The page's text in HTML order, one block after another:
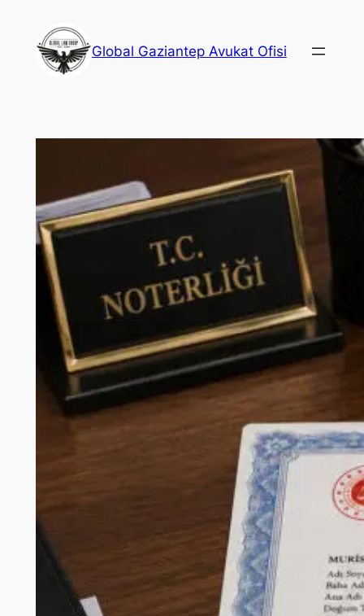
Global Gaziantep Avukat Ofisi